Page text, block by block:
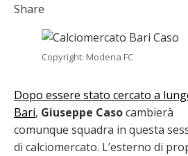
Share
Copyright: Modena FC
Dopo essere stato cercato a
Bari, Giuseppe Casocambierà
comunque squadra in questa
di calciomercato. L’esterno di